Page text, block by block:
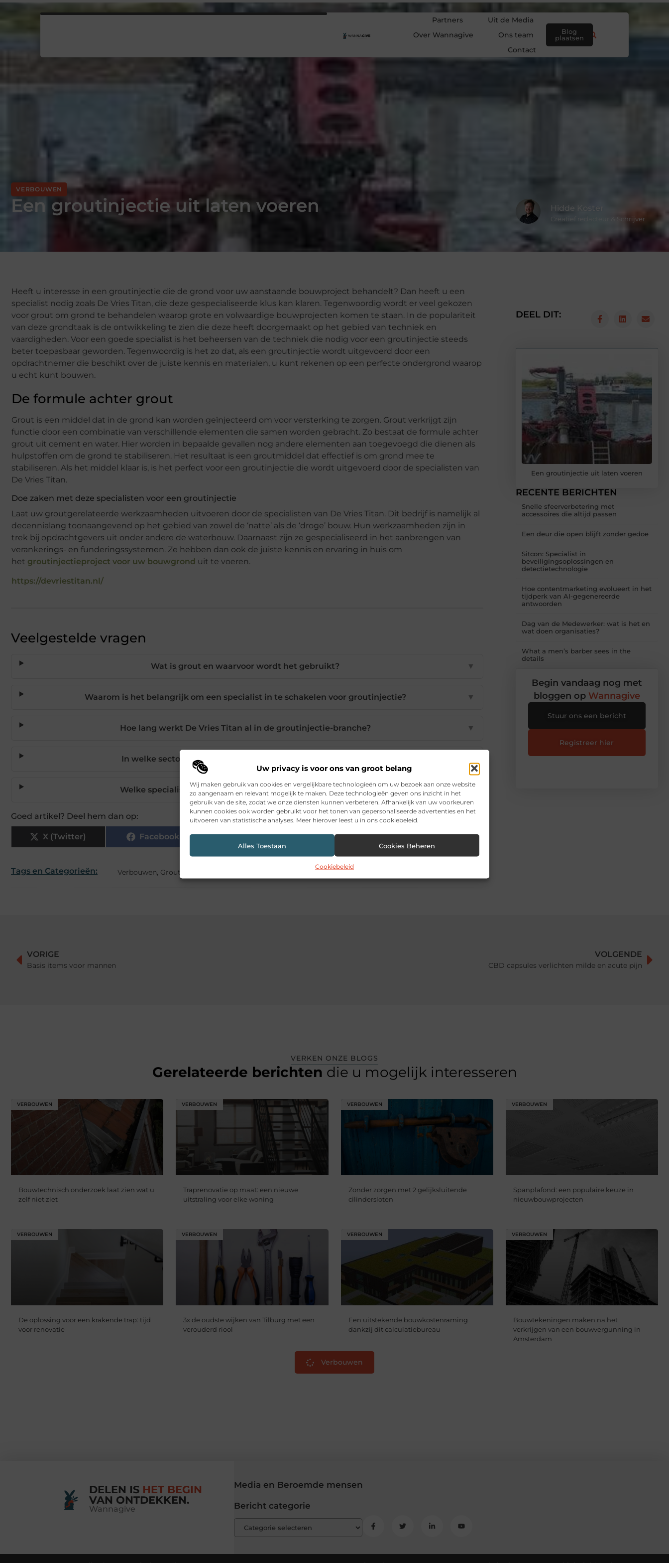
Uw privacy is voor ons van groot belang
Wij maken gebruik van cookies en vergelijkbare technologieën om uw bezoek aan onze website
zo aangenaam en relevant mogelijk te maken. Deze technologieën geven ons inzicht in het
gebruik van de site, zodat we onze diensten kunnen verbeteren. Afhankelijk van uw voorkeuren
kunnen cookies ook worden gebruikt voor het tonen van gepersonaliseerde advertenties en het
uitvoeren van statistische analyses. Meer hierover leest u in ons cookiebeleid.
Alles Toestaan Cookies Beheren
Cookiebeleid
Partners
Uit de Media
Over Wannagive
Ons team
Contact
Blog
plaatsen
VERBOUWEN
Een groutinjectie uit laten voeren Hidde Koster
Creatief redacteur & Schrijver
Heeft u interesse in een groutinjectie die de grond voor uw aanstaande bouwproject behandelt? Dan heeft u een
specialist nodig zoals De Vries Titan, die deze gespecialiseerde klus kan klaren. Tegenwoordig wordt er veel gekozen
voor grout om grond te behandelen waarop grote en volwaardige bouwprojecten komen te staan. In de populariteit
van deze grondtaak is de ontwikkeling te zien die deze heeft doorgemaakt op het gebied van techniek en
vaardigheden. Voor een goede specialist is het beheersen van de techniek die nodig voor een groutinjectie steeds
beter toepasbaar geworden. Tegenwoordig is het zo dat, als een groutinjectie wordt uitgevoerd door een
opdrachtnemer die beschikt over de juiste kennis en materialen, u kunt rekenen op een perfecte ondergrond waarop
u echt kunt bouwen.
De formule achter grout
Grout is een middel dat in de grond kan worden geïnjecteerd om voor versterking te zorgen. Grout verkrijgt zijn
functie door een combinatie van verschillende elementen die samen worden gebracht. Zo bestaat de formule achter
grout uit cement en water. Hier worden in bepaalde gevallen nog andere elementen aan toegevoegd die dienen als
hulpstoffen om de grond te stabiliseren. Het resultaat is een groutmiddel dat effectief is om grond mee te
stabiliseren. Als het middel klaar is, is het perfect voor een groutinjectie die wordt uitgevoerd door de specialisten van
De Vries Titan.
Doe zaken met deze specialisten voor een groutinjectie
Laat uw groutgerelateerde werkzaamheden uitvoeren door de specialisten van De Vries Titan. Dit bedrijf is namelijk al
decennialang toonaangevend op het gebied van zowel de ‘natte’ als de ‘droge’ bouw. Hun werkzaamheden zijn in
trek bij opdrachtgevers uit onder andere de waterbouw. Daarnaast zijn ze gespecialiseerd in het aanbrengen van
verankerings- en funderingssystemen. Ze hebben dan ook de juiste kennis en ervaring in huis om
het groutinjectieproject voor uw bouwgrond uit te voeren.
https://devriestitan.nl/
Veelgestelde vragen
Wat is grout en waarvoor wordt het gebruikt? ▼
Waarom is het belangrijk om een specialist in te schakelen voor groutinjectie? ▼
Hoe lang werkt De Vries Titan al in de groutinjectie-branche? ▼
In welke sectoren wordt groutinjectie het meest toegepast?
Welke specialisaties heeft De Vries Titan naast groutinjectie?
Goed artikel? Deel hem dan op:
X (Twitter) Facebook Pinterest LinkedIn Email
Tags en Categorieën: Verbouwen, Groutinjectie
DEEL DIT:
Een groutinjectie uit laten voeren
RECENTE BERICHTEN
Snelle sfeerverbetering met
accessoires die altijd passen
Een deur die open blijft zonder gedoe
Sitcon: Specialist in
beveiligingsoplossingen en
detectietechnologie
Hoe contentmarketing evolueert in het
tijdperk van AI-gegenereerde
antwoorden
Dag van de Medewerker: wat is het en
wat doen organisaties?
What a men’s barber sees in the
details
Begin vandaag nog met
bloggen op Wannagive
Stuur ons een bericht
Registreer hier
VORIGE
Basis items voor mannen
VOLGENDE
CBD capsules verlichten milde en acute pijn
VERKEN ONZE BLOGS
Gerelateerde berichten die u mogelijk interesseren
VERBOUWEN
Bouwtechnisch onderzoek laat zien wat u
zelf niet ziet
VERBOUWEN
Traprenovatie op maat: een nieuwe
uitstraling voor elke woning
VERBOUWEN
Zonder zorgen met 2 gelijksluitende
cilindersloten
VERBOUWEN
Spanplafond: een populaire keuze in
nieuwbouwprojecten
VERBOUWEN
De oplossing voor een krakende trap: tijd
voor renovatie
VERBOUWEN
3x de oudste wijken van Tilburg met een
verouderd riool
VERBOUWEN
Een uitstekende bouwkostenraming
dankzij dit calculatiebureau
VERBOUWEN
Bouwtekeningen maken na het
verkrijgen van een bouwvergunning in
Amsterdam
Verbouwen
DELEN IS HET BEGIN
VAN ONTDEKKEN.
Wannagive
Media en Beroemde mensen
Bericht categorie